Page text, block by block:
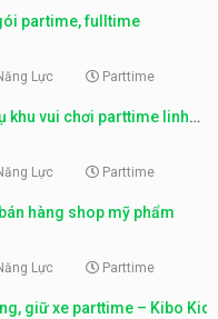
partime, fulltime
Lực Parttime
khu vui chơi parttime linh
Lực Parttime
hàng shop mỹ phẩm
Lực Parttime
giữ xe parttime – Kibo Kid